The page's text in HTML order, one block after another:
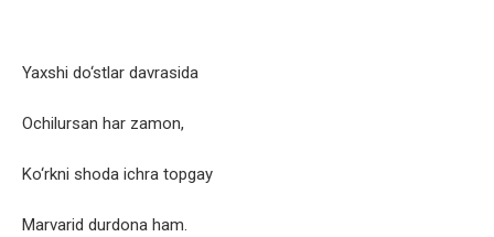
Yaxshi do‘stlar davrasida
Ochilursan har zamon,
Ko‘rkni shoda ichra topgay
Marvarid durdona ham.